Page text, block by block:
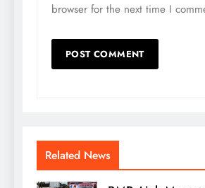
browser for the next time I
Related News